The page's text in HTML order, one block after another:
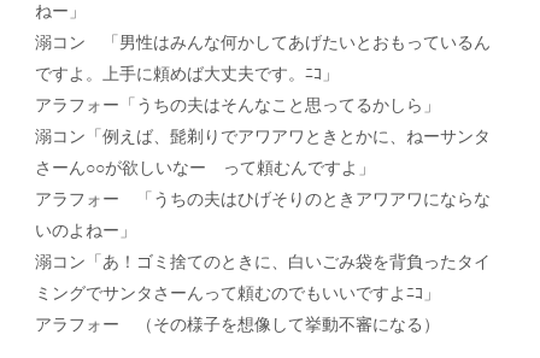
ねー」
溺コン 「男性はみんな何かしてあげたいとおもっているん
ですよ。上手に頼めば大丈夫です。ﾆｺ」
アラフォー「うちの夫はそんなこと思ってるかしら」
溺コン「例えば、髭剃りでアワアワときとかに、ねーサンタ
さーん○○が欲しいなー って頼むんですよ」
アラフォー 「うちの夫はひげそりのときアワアワにならな
いのよねー」
溺コン「あ！ゴミ捨てのときに、白いごみ袋を背負ったタイ
ミングでサンタさーんって頼むのでもいいですよﾆｺ」
アラフォー （その様子を想像して挙動不審になる）